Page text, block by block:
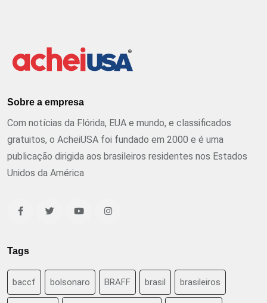
Sobre a empresa
Com notícias da Flórida, EUA e mundo, e classificados
gratuitos, o AcheiUSA foi fundado em 2000 e é uma
publicação dirigida aos brasileiros residentes nos Estados
Unidos da América
Tags
baccf bolsonaro BRAFF brasil brasileiros